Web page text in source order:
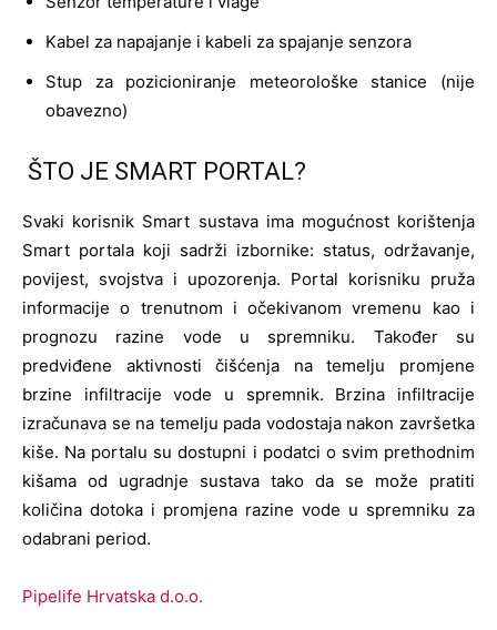
Kabel za napajanje i kabeli za spajanje senzora
Stup za pozicioniranje meteorološke stanice (nije
obavezno)
ŠTO JE SMART PORTAL?
Svaki korisnik Smart sustava ima mogućnost korištenja
Smart portala koji sadrži izbornike: status, održavanje,
povijest, svojstva i upozorenja. Portal korisniku pruža
informacije o trenutnom i očekivanom vremenu kao i
prognozu razine vode u spremniku. Također su
predviđene aktivnosti čišćenja na temelju promjene
brzine infiltracije vode u spremnik. Brzina infiltracije
izračunava se na temelju pada vodostaja nakon završetka
kiše. Na portalu su dostupni i podatci o svim prethodnim
kišama od ugradnje sustava tako da se može pratiti
količina dotoka i promjena razine vode u spremniku za
odabrani period.
Pipelife Hrvatska d.o.o.